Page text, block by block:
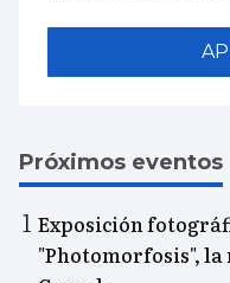
Próximos eventos
Exposición
"Photomorfosis",